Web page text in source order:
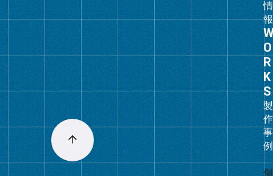
情
報
製
作
事
例
グ
ル
ー
プ
リ
ン
ク
個